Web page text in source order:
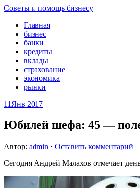
Советы и помощь бизнесу
Главная
бизнес
банки
кредиты
вклады
страхование
экономика
рынки
11 Янв 2017
Юбилей шефа: 45 —
Автор: admin ⋅ Оставить комментарий
Cегодня Андрей Малахов отмечает